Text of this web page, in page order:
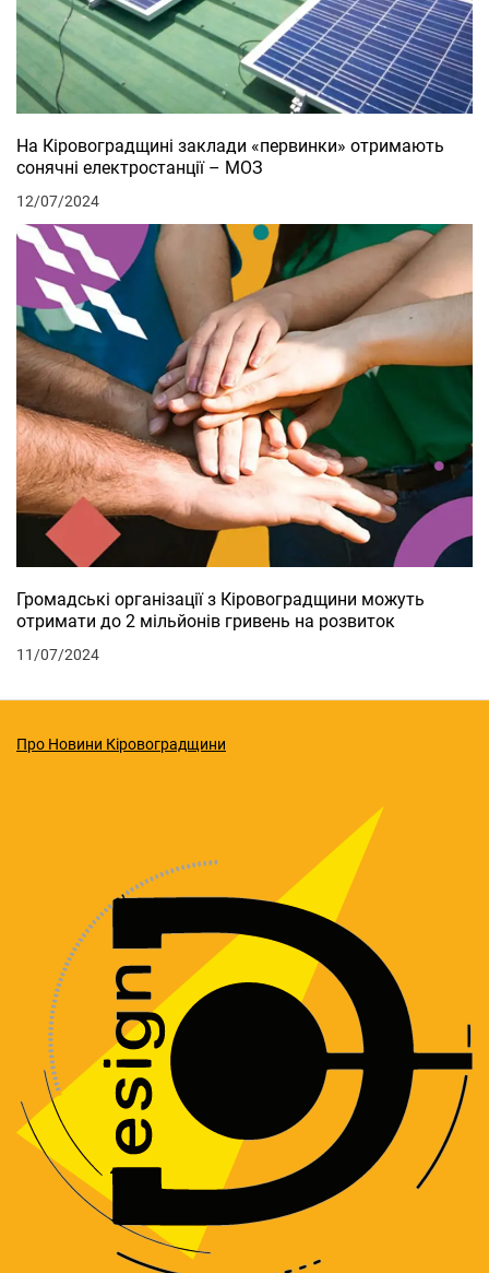
На Кіровоградщині заклади «первинки» отримають
сонячні електростанції – МОЗ
12/07/2024
Громадські організації з Кіровоградщини можуть
отримати до 2 мільйонів гривень на розвиток
11/07/2024
Про Новини Кіровоградщини